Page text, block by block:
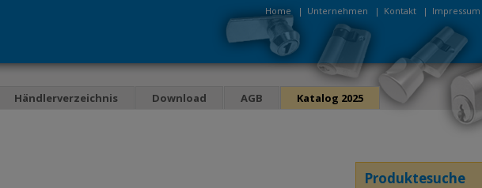
Home | Unternehmen | Kontakt | Impressum
Händlerverzeichnis Download AGB Katalog 2025
Produktesuche